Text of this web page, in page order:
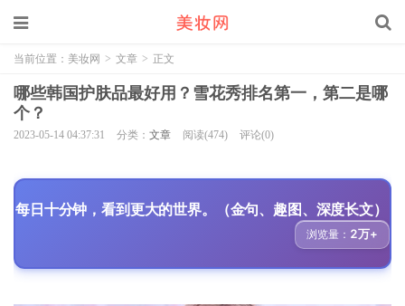
当前位置： 美妆网 > 文章 > 正文
哪些韩国护肤品最好用？雪花秀排名第一，第二是哪
个？
2023-05-14 04:37:31 分类： 文章 阅读(474) 评论(0)
每日十分钟，看到更大的世界。（金句、趣图、深度长文）
浏览量： 2万+